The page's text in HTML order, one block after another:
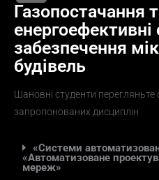
Газопостачання
забезпечення
будівель
Шановні студенти перегляньте
запропонованих дисциплін
«Системи
«Автоматизоване
мереж»